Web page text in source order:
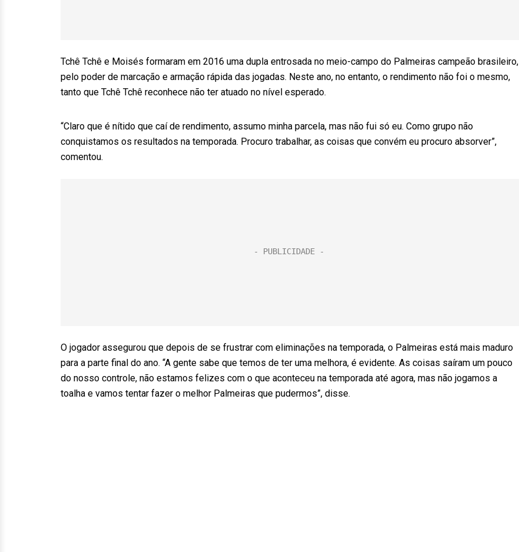
Tchê Tchê e Moisés formaram em 2016 uma dupla entrosada no meio-campo do Palmeiras campeão brasileiro,
pelo poder de marcação e armação rápida das jogadas. Neste ano, no entanto, o rendimento não foi o mesmo,
tanto que Tchê Tchê reconhece não ter atuado no nível esperado.
“Claro que é nítido que caí de rendimento, assumo minha parcela, mas não fui só eu. Como grupo não
conquistamos os resultados na temporada. Procuro trabalhar, as coisas que convém eu procuro absorver”,
comentou.
O jogador assegurou que depois de se frustrar com eliminações na temporada, o Palmeiras está mais maduro
para a parte final do ano. “A gente sabe que temos de ter uma melhora, é evidente. As coisas saíram um pouco
do nosso controle, não estamos felizes com o que aconteceu na temporada até agora, mas não jogamos a
toalha e vamos tentar fazer o melhor Palmeiras que pudermos”, disse.